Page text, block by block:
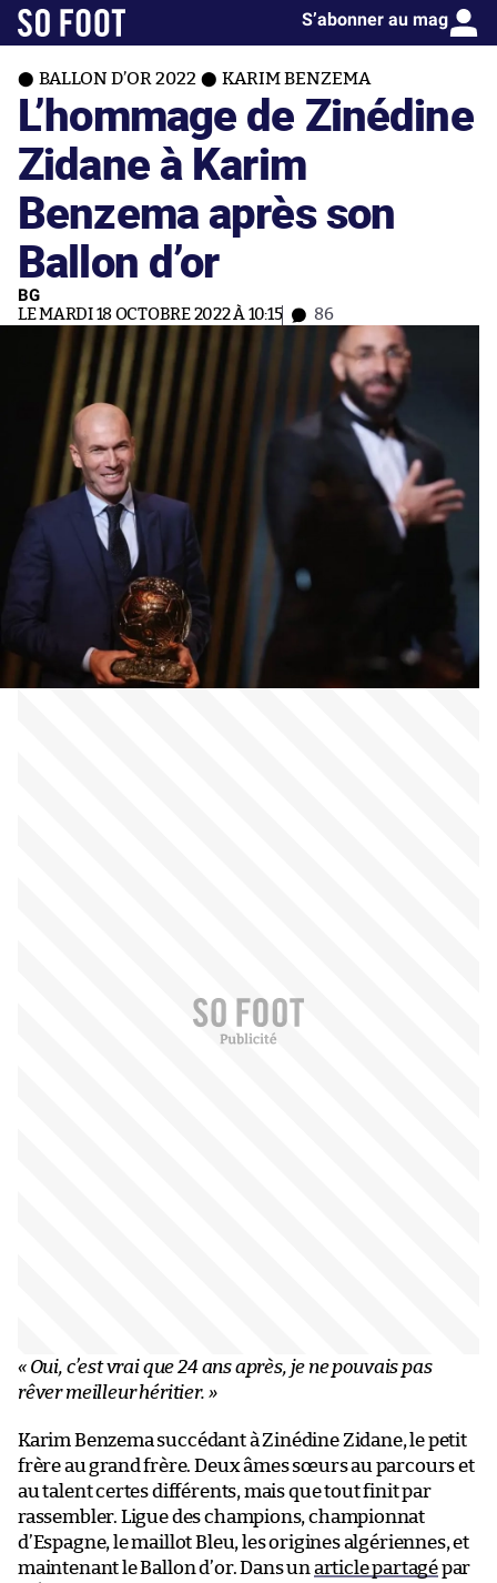
S’abonner au mag
BALLON D’OR 2022 KARIM BENZEMA
L’hommage de Zinédine
Zidane à Karim
Benzema après son
Ballon d’or
BG
LE MARDI 18 OCTOBRE 2022 À 10:15 86
« Oui, c’est vrai que 24 ans après, je ne pouvais pas
rêver meilleur héritier. »
Karim Benzema succédant à Zinédine Zidane, le petit
frère au grand frère. Deux âmes sœurs au parcours et
au talent certes différents, mais que tout finit par
rassembler. Ligue des champions, championnat
d’Espagne, le maillot Bleu, les origines algériennes, et
maintenant le Ballon d’or. Dans un article partagépar